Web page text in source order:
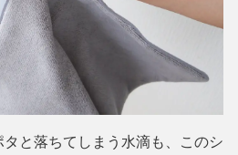
と落ちてしまう水滴も、このシ